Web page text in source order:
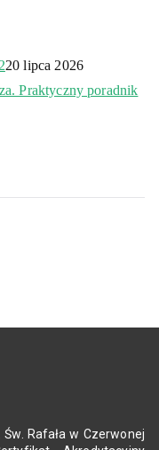
20 lipca 2026
Praktyczny poradnik
Rafała w Czerwonej